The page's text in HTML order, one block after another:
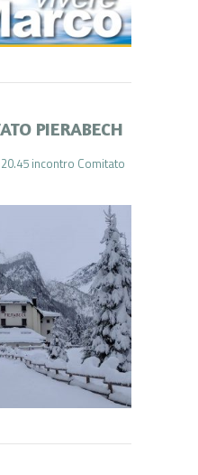
PIERABECH
incontro Comitato